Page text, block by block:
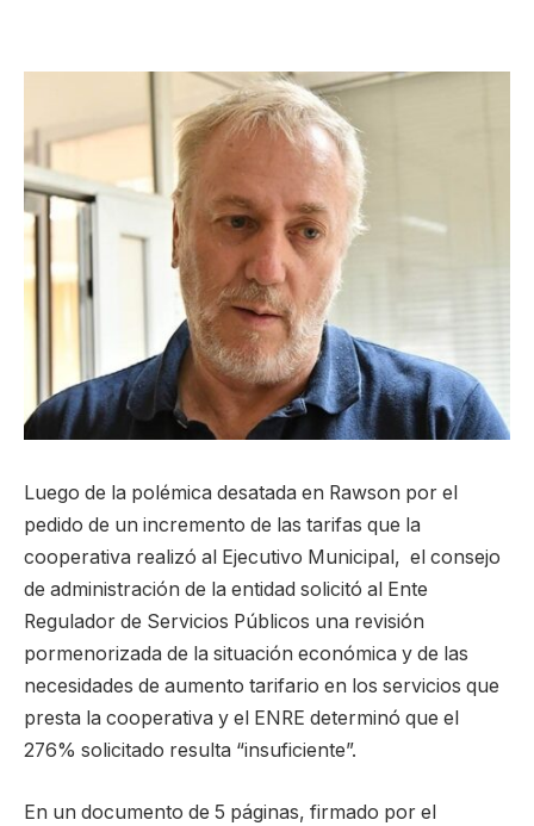
Luego de la polémica desatada en Rawson por el
pedido de un incremento de las tarifas que la
cooperativa realizó al Ejecutivo Municipal, el consejo
de administración de la entidad solicitó al Ente
Regulador de Servicios Públicos una revisión
pormenorizada de la situación económica y de las
necesidades de aumento tarifario en los servicios que
presta la cooperativa y el ENRE determinó que el
276% solicitado resulta “insuficiente”.
En un documento de 5 páginas, firmado por el